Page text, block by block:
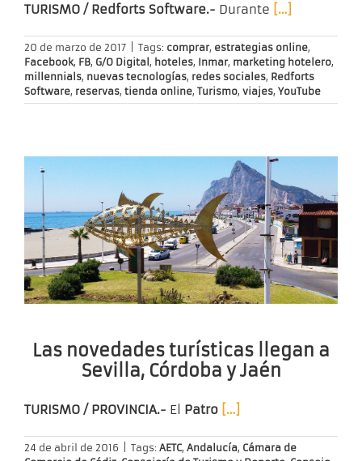
TURISMO / Redforts Software.- Durante […]
20 de marzo de 2017 Tags: comprar, estrategias online,
Facebook, FB, G/O Digital, hoteles, Inmar, marketing hotelero,
millennials, nuevas tecnologías, redes sociales, Redforts
Software, reservas, tienda online, Turismo, viajes, YouTube
Las novedades turísticas llegan a
Sevilla, Córdoba y Jaén
TURISMO / PROVINCIA.- El Patro […]
24 de abril de 2016 Tags: AETC, Andalucía, Cámara de